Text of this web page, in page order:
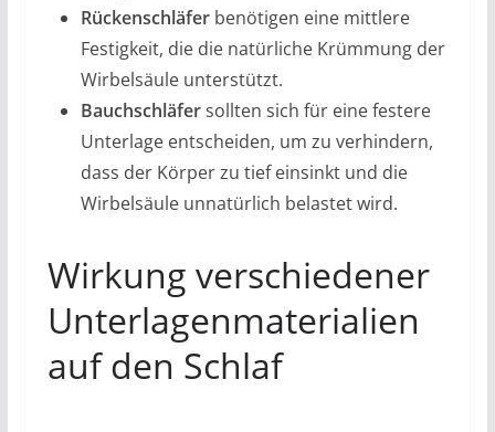
Rückenschläferbenötigen eine mittlere
Festigkeit, die die natürliche Krümmung der
Wirbelsäule unterstützt.
Bauchschläfersollten sich für eine festere
Unterlage entscheiden, um zu verhindern,
dass der Körper zu tief einsinkt und die
Wirbelsäule unnatürlich belastet wird.
Wirkung verschiedener
Unterlagenmaterialien
auf den Schlaf